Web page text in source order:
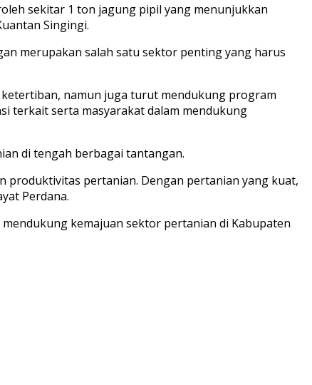
sekitar 1 ton jagung pipil yang menunjukkan
Singingi.
merupakan salah satu sektor penting yang harus
namun juga turut mendukung program
terkait serta masyarakat dalam mendukung
di tengah berbagai tantangan.
produktivitas pertanian. Dengan pertanian yang kuat,
Perdana.
kemajuan sektor pertanian di Kabupaten